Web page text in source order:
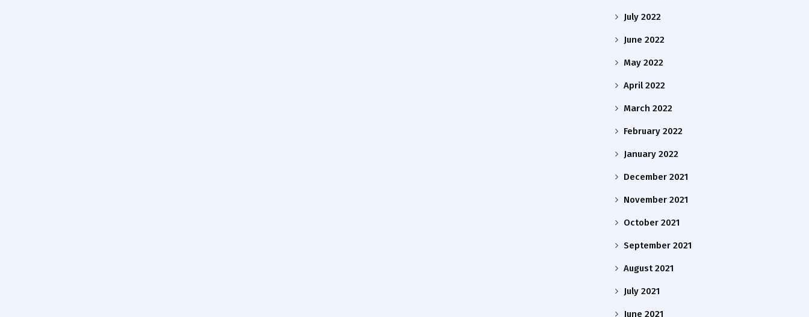
July 2022
June 2022
May 2022
April 2022
March 2022
February 2022
January 2022
December 2021
November 2021
October 2021
September 2021
August 2021
July 2021
June 2021